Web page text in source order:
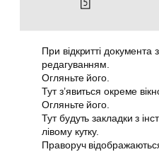
При відкритті документа
редагуванням.
Огляньте його.
Тут з’явиться окреме
Огляньте його.
Тут будуть закладки з
лівому кутку.
Праворуч